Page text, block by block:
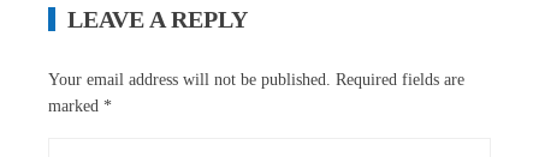
LEAVE A REPLY
Your email address will not be published.
Required fields are
marked *